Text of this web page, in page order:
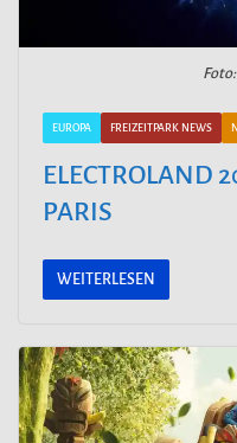
EUROPA FREIZEITPARK NEWS
ELECTROLAND
PARIS
WEITERLESEN